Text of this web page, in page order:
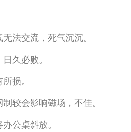
法交流，死气沉沉。
久必败。
损。
较会影响磁场，不佳。
公桌斜放。